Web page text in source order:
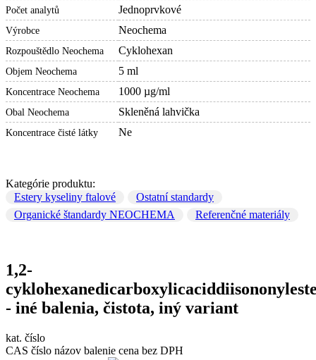
Počet analytů Jednoprvkové
Výrobce Neochema
Rozpouštědlo Neochema Cyklohexan
Objem Neochema 5 ml
Koncentrace Neochema 1000 µg/ml
Obal Neochema Skleněná lahvička
Koncentrace čisté látky Ne
Kategórie produktu:
Estery kyseliny ftalové
Ostatní standardy
Organické štandardy NEOCHEMA
Referenčné materiály
1,2-
- iné balenia, čistota, iný variant
kat. číslo
CAS číslo názov balenie cena bez DPH